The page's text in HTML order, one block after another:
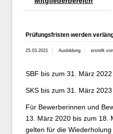
Prüfungsfristen werden
25.03.2021 Ausbildung erstellt
SBF bis zum 31. März 2022
SKS bis zum 31. März 2023
Für Bewerberinnen und
13. März 2020 bis zum 18.
gelten für die